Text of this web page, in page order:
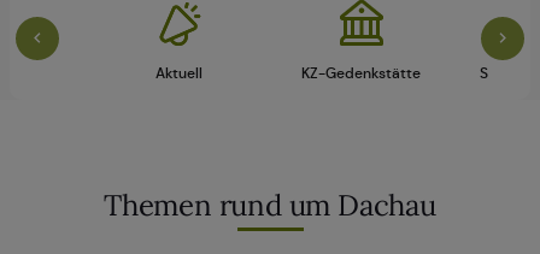
Aktuell KZ-Gedenkstätte Schloss
Themen rund um Dachau